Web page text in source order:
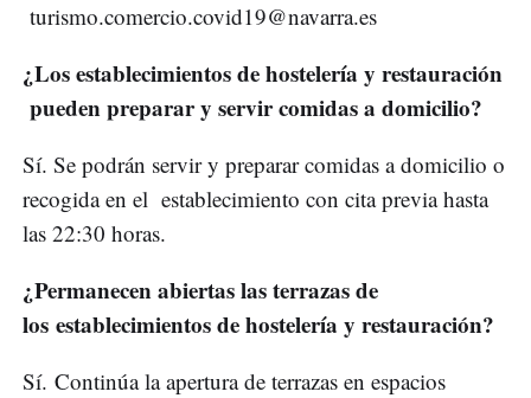
turismo.comercio.covid19@navarra.es
¿Los establecimientos de hostelería y restauración
pueden preparar y servir comidas a domicilio?
Sí. Se podrán servir y preparar comidas a domicilio o
recogida en el establecimiento con cita previa hasta
las 22:30 horas.
¿Permanecen abiertas las terrazas de
los establecimientos de hostelería y restauración?
Sí. Continúa la apertura de terrazas en espacios